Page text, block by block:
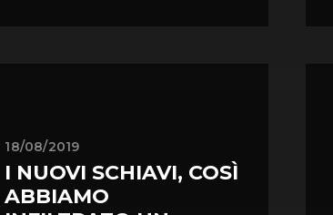
18/08/2019
I NUOVI SCHIAVI, COSÌ
ABBIAMO